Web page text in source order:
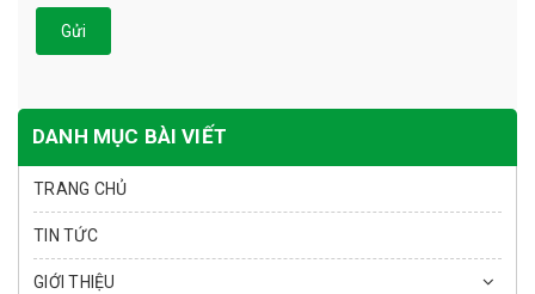
Gửi
DANH MỤC BÀI VIẾT
TRANG CHỦ
TIN TỨC
GIỚI THIỆU